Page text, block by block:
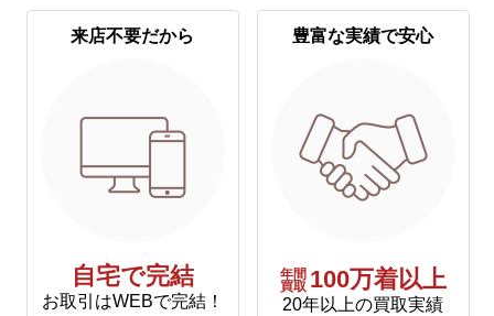
来店不要だから
自宅で完結
お取引はWEBで完結！
豊富な実績で安心
年間
買取 100万着以上
20年以上の買取実績